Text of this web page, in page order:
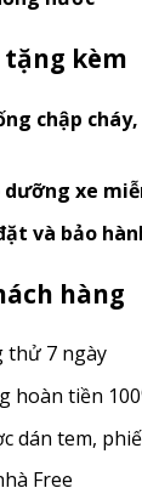
kèm
chập cháy,
xe
và bảo
hàng
thử 7 ngày
hoàn tiền
dán tem,
Free